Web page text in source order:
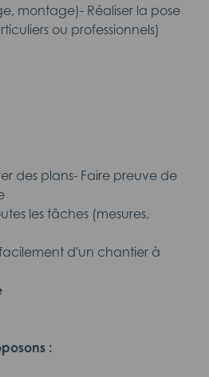
montage)- Réaliser la pose
ou professionnels)
des plans- Faire preuve de
les tâches (mesures,
d'un chantier à
: